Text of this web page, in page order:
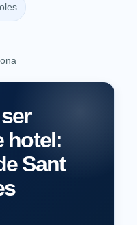
hotel:
Sant